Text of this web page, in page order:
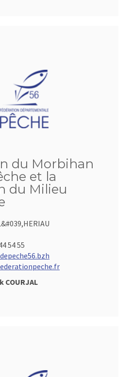
du Morbihan
et la
du Milieu
54 55
COURJAL